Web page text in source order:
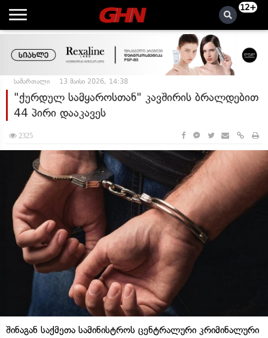
12+
სამართალი 13 მაისი 2026, 14:38
"ქურდულ სამყაროსთან" კავშირის ბრალდებით
44 პირი დააკავეს
2325
შინაგან საქმეთა სამინისტროს ცენტრალური კრიმინალური